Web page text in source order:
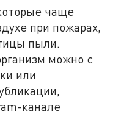
чаще
при пожарах,
пыли.
можно с
или
канале